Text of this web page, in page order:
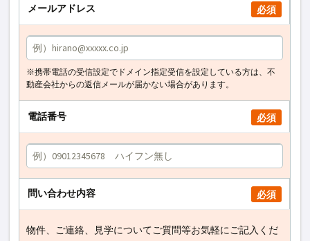
メールアドレス 必須
※携帯電話の受信設定でドメイン指定受信を設定している方は、不
動産会社からの返信メールが届かない場合があります。
電話番号 必須
問い合わせ内容 必須
物件、ご連絡、見学についてご質問等お気軽にご記入くだ